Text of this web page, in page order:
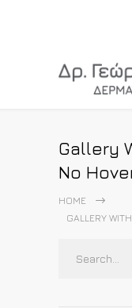
Gallery
No
HOME
GALLERY